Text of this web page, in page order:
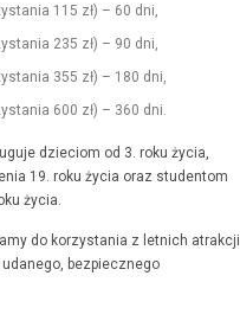
115 zł) – 60 dni,
235 zł) – 90 dni,
355 zł) – 180 dni,
600 zł) – 360 dni.
dzieciom od 3. roku życia,
19. roku życia oraz stu­den­tom
życia.
do korzys­ta­nia z let­nich atrakcji
bez­piecznego